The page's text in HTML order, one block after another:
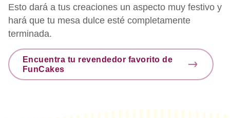
Esto dará a tus creaciones un aspecto muy festivo y
hará que tu mesa dulce esté completamente
terminada.
Encuentra tu revendedor favorito de
FunCakes